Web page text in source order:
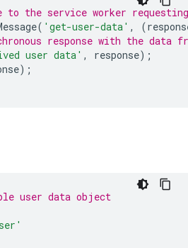
to the service worker
( 'get-user-data' , (
response with the data
user data' , response);
);
user data object